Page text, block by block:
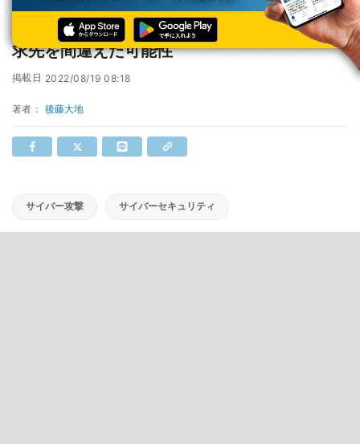
水道会社にサイバー攻撃、ただし身代金の請
求先を間違えた可能性
掲載日 2022/08/19 08:18
著者： 後藤大地
サイバー攻撃 サイバーセキュリティ